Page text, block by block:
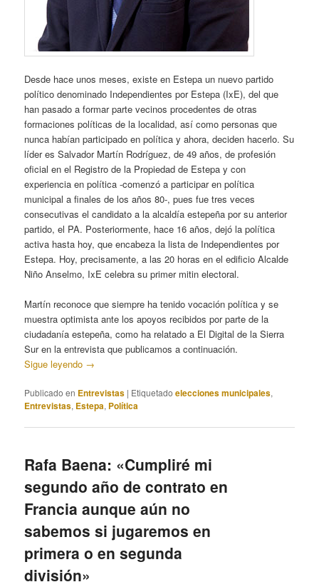
Desde hace unos meses, existe en Estepa un nuevo partido
político denominado Independientes por Estepa (IxE), del que
han pasado a formar parte vecinos procedentes de otras
formaciones políticas de la localidad, así como personas que
nunca habían participado en política y ahora, deciden hacerlo. Su
líder es Salvador Martín Rodríguez, de 49 años, de profesión
oficial en el Registro de la Propiedad de Estepa y con
experiencia en política -comenzó a participar en política
municipal a finales de los años 80-, pues fue tres veces
consecutivas el candidato a la alcaldía estepeña por su anterior
partido, el PA. Posteriormente, hace 16 años, dejó la política
activa hasta hoy, que encabeza la lista de Independientes por
Estepa. Hoy, precisamente, a las 20 horas en el edificio Alcalde
Niño Anselmo, IxE celebra su primer mitin electoral.
Martín reconoce que siempre ha tenido vocación política y se
muestra optimista ante los apoyos recibidos por parte de la
ciudadanía estepeña, como ha relatado a El Digital de la Sierra
Sur en la entrevista que publicamos a continuación.
Sigue leyendo →
Publicado en Entrevistas | Etiquetado elecciones municipales,
Entrevistas, Estepa, Política
Rafa Baena: «Cumpliré mi
segundo año de contrato en
Francia aunque aún no
sabemos si jugaremos en
primera o en segunda
división»